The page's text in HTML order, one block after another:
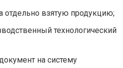
отдельно взятую продукцию;
технологический
на систему